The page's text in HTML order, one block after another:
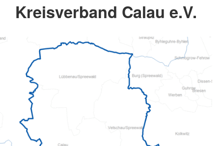
Kreisverband Calau e.V.